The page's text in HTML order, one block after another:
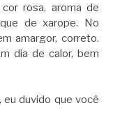
rosa, aroma de
de xarope. No
amargor, correto.
dia de calor, bem
eu duvido que você